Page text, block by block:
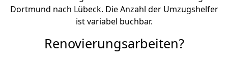
Dortmund nach Lübeck. Die Anzahl der Umzugshelfer
ist variabel buchbar.
Renovierungsarbeiten?